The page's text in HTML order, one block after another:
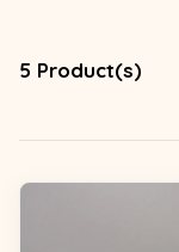
5 Product(s)